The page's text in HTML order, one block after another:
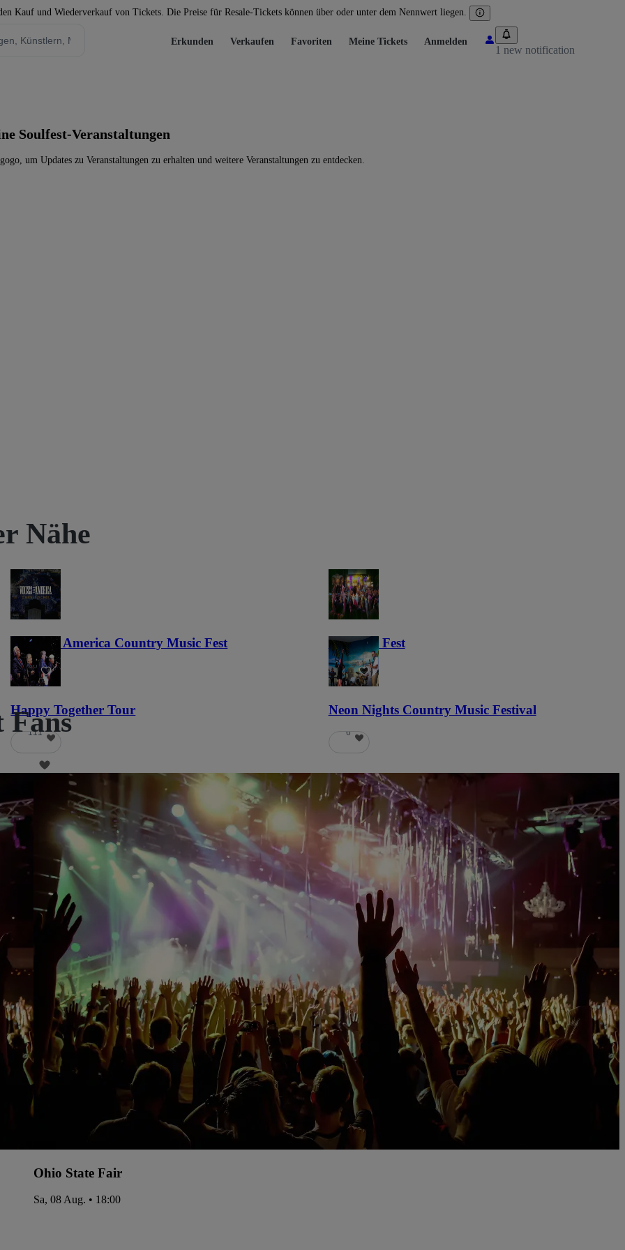
Kauf und Wiederverkauf von Tickets. Die Preise für Resale-Tickets können über oder unter dem Nennwert liegen.
Erkunden Verkaufen Favoriten Meine Tickets Anmelden
1 new notification
Soulfest-Veranstaltungen
um Updates zu Veranstaltungen zu erhalten und weitere Veranstaltungen zu entdecken.
Nähe
Voices of America Country Music Fest
36
Haunted Fest
59
Happy Together Tour
111
Neon Nights Country Music Festival
6
Fans
Ohio State Fair
Sa, 08 Aug. • 18:00